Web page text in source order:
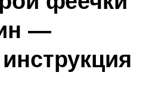
—